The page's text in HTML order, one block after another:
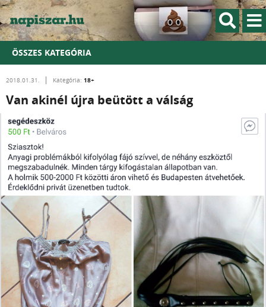
ÖSSZES KATEGÓRIA
2018.01.31. Kategória: 18+
Van akinél újra beütött a válság